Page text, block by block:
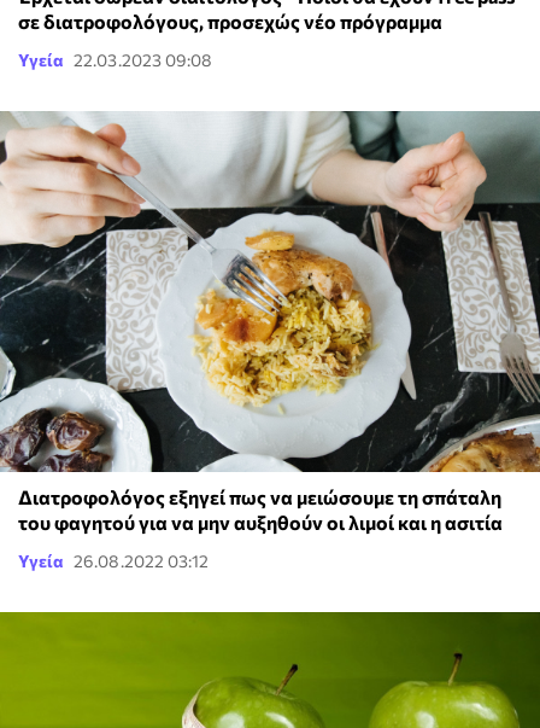
σε διατροφολόγους, προσεχώς νέο πρόγραμμα
Υγεία 22.03.2023 09:08
Διατροφολόγος εξηγεί πως να μειώσουμε τη σπάταλη
του φαγητού για να μην αυξηθούν οι λιμοί και η ασιτία
Υγεία 26.08.2022 03:12